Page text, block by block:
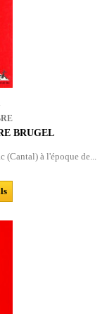
BRUGEL
(Cantal) à l'époque de...